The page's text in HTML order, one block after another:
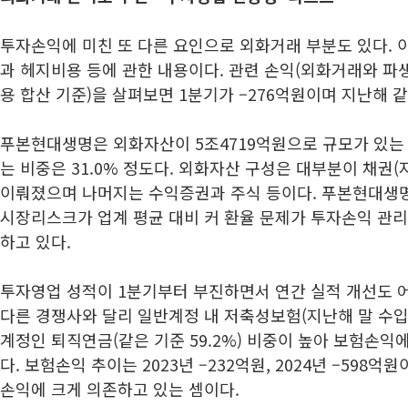
투자손익에 미친 또 다른 요인으로 외화거래 부분도 있다.
과 헤지비용 등에 관한 내용이다. 관련 손익(외화거래와 파
용 합산 기준)을 살펴보면 1분기가 –276억원이며 지난해
푸본현대생명은 외화자산이 5조4719억원으로 규모가 있
는 비중은 31.0% 정도다. 외화자산 구성은 대부분이 채권
이뤄졌으며 나머지는 수익증권과 주식 등이다. 푸본현대생
시장리스크가 업계 평균 대비 커 환율 문제가 투자손익 관
하고 있다.
투자영업 성적이 1분기부터 부진하면서 연간 실적 개선도
다른 경쟁사와 달리 일반계정 내 저축성보험(지난해 말 수
계정인 퇴직연금(같은 기준 59.2%) 비중이 높아 보험손익
다. 보험손익 추이는 2023년 –232억원, 2024년 –598억원
손익에 크게 의존하고 있는 셈이다.